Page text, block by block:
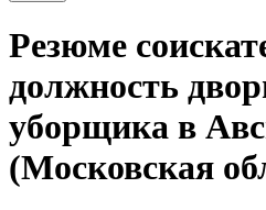
Резюме
должность
уборщика в
(Московская